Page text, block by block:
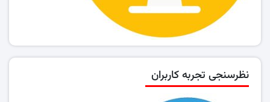
نظرسنجی تجربه کاربران